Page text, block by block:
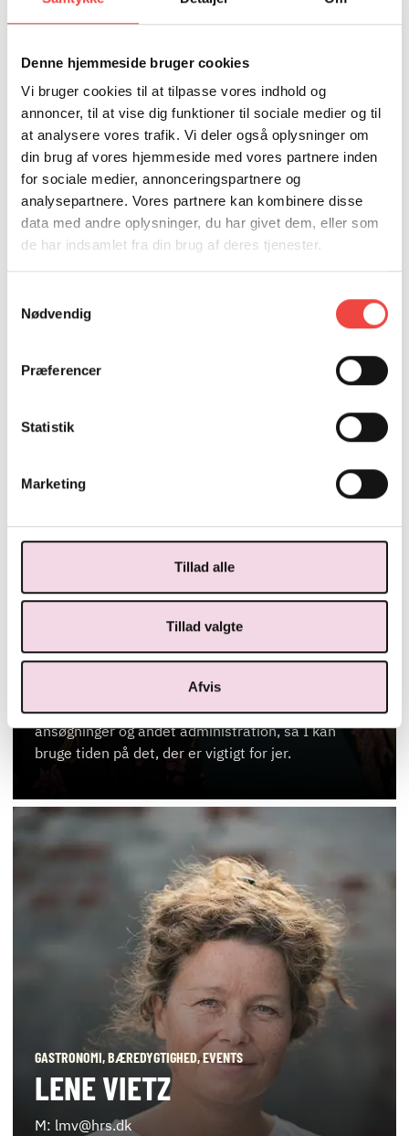
Denne hjemmeside bruger cookies
Vi bruger cookies til at tilpasse vores indhold og
annoncer, til at vise dig funktioner til sociale medier og til
at analysere vores trafik. Vi deler også oplysninger om
din brug af vores hjemmeside med vores partnere inden
for sociale medier, annonceringspartnere og
analysepartnere. Vores partnere kan kombinere disse
data med andre oplysninger, du har givet dem, eller som
de har indsamlet fra din brug af deres tjenester.
Nødvendig
Præferencer
Statistik
Marketing
Tillad alle
Tillad valgte
Afvis
KURSUSSEKRETÆR
ELSEBETH CHARLOTTE
CHRISTIANSEN
M: elc@hrs.dk
T: 25503827
Kontakt mig, hvis du har spørgsmål til
ANNE MARIE BRINKLER
T: 2550 3656
Kontakt mig, hvis du er interesseret i vores
fullservice-løsning, hvor vi står for tilmelding,
ansøgninger og andet administration, så I kan
bruge tiden på det, der er vigtigt for jer.
GASTRONOMI, BÆREDYGTIGHED, EVENTS
LENE VIETZ
M: lmv@hrs.dk